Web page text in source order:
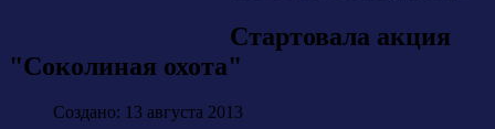
Стартовала акция
"Соколиная охота"
Создано: 13 августа 2013